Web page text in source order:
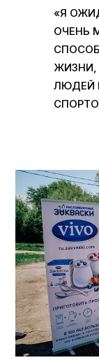
«Я
ОЧЕНЬ
ЖИЗНИ,
ЛЮДЕЙ